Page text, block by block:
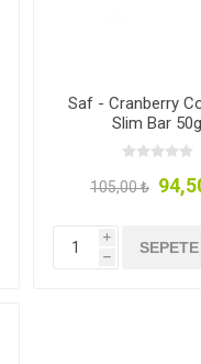
Saf - Cranberry
Slim Bar 50g
105,00 ₺
i
h